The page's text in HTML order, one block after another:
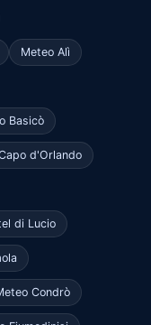
Meteo Alì
Basicò
d'Orlando
di Lucio
Condrò